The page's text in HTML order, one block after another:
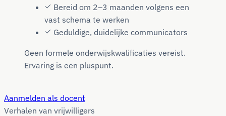
Bereid om 2–3 maanden volgens een
vast schema te werken
Geduldige, duidelijke communicators
Geen formele onderwijskwalificaties vereist.
Ervaring is een pluspunt.
Aanmelden als docent
Verhalen van vrijwilligers